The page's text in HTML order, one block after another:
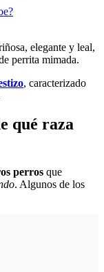
elegante y leal,
perrita mimada.
, caracterizado
qué raza
perros que
. Algunos de los